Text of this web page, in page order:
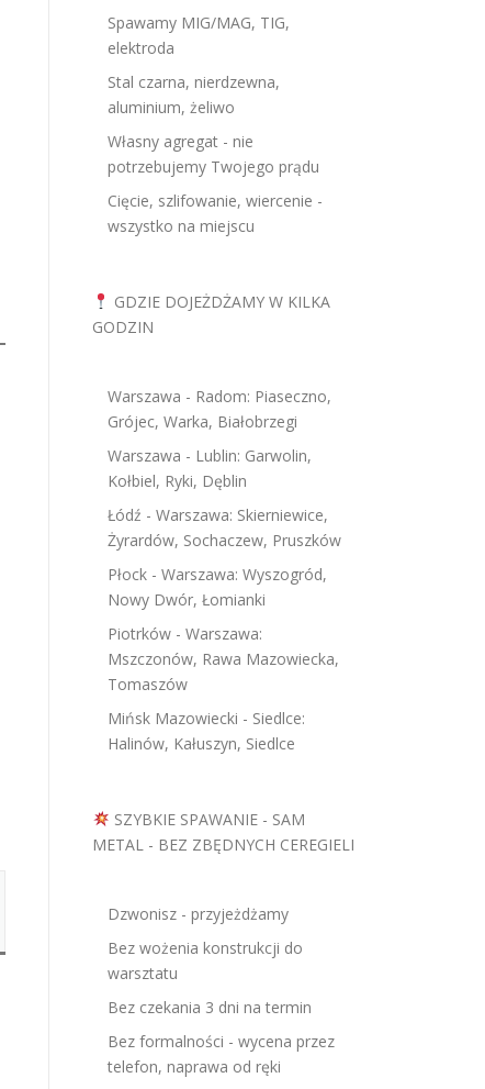
Spawamy MIG/MAG, TIG,
elektroda
Stal czarna, nierdzewna,
aluminium, żeliwo
Własny agregat - nie
potrzebujemy Twojego prądu
Cięcie, szlifowanie, wiercenie -
wszystko na miejscu
GDZIE DOJEŻDŻAMY W KILKA
GODZIN
Warszawa - Radom: Piaseczno,
Grójec, Warka, Białobrzegi
Warszawa - Lublin: Garwolin,
Kołbiel, Ryki, Dęblin
Łódź - Warszawa: Skierniewice,
Żyrardów, Sochaczew, Pruszków
Płock - Warszawa: Wyszogród,
Nowy Dwór, Łomianki
Piotrków - Warszawa:
Mszczonów, Rawa Mazowiecka,
Tomaszów
Mińsk Mazowiecki - Siedlce:
Halinów, Kałuszyn, Siedlce
SZYBKIE SPAWANIE - SAM
METAL - BEZ ZBĘDNYCH CEREGIELI
Dzwonisz - przyjeżdżamy
Bez wożenia konstrukcji do
warsztatu
Bez czekania 3 dni na termin
Bez formalności - wycena przez
telefon, naprawa od ręki